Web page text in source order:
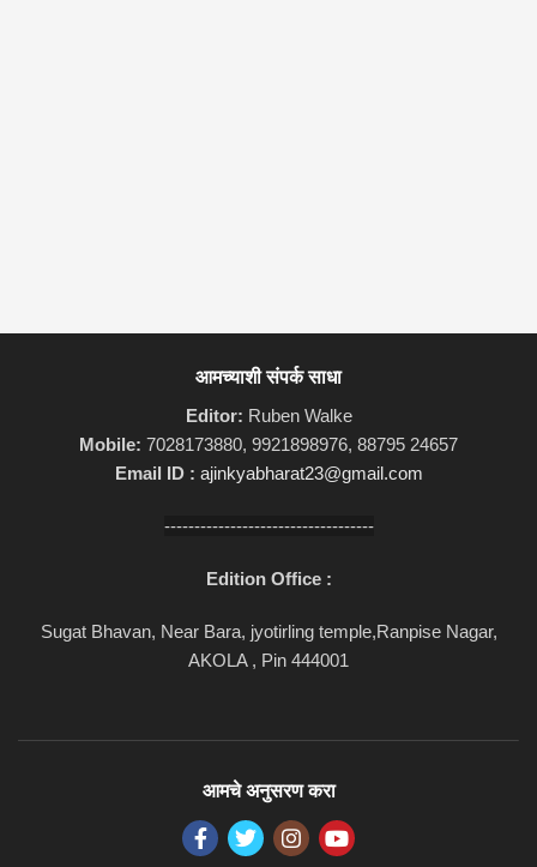
आमच्याशी संपर्क साधा
Editor: Ruben Walke
Mobile: 7028173880, 9921898976, 88795 24657
Email ID : ajinkyabharat23@gmail.com
-----------------------------------
Edition Office :
Sugat Bhavan, Near Bara, jyotirling temple,Ranpise Nagar,
AKOLA , Pin 444001
आमचे अनुसरण करा